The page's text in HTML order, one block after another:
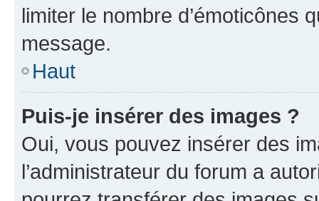
limiter le nombre d’émoticônes
message.
Haut
Puis-je insérer des images ?
Oui, vous pouvez insérer des
l’administrateur du forum a